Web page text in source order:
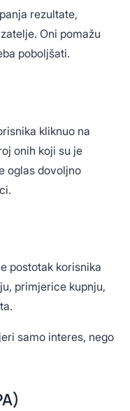
rezultate,
Oni pomažu
poboljšati.
kliknuo na
onih koji su je
oglas dovoljno
postotak korisnika
primjerice kupnju,
samo interes, nego